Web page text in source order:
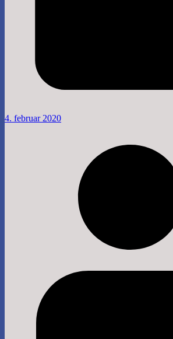
4. februar 2020